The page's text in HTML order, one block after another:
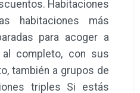
y por supuesto
Con todos los
para disfrutar de tu
Conexión Wifi
zona de lectura,
siempre el